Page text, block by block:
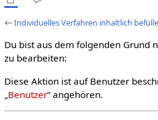
←Individuelles Verfahren inhaltlich
Du bist aus dem folgenden Grund
zu bearbeiten:
Diese Aktion ist auf Benutzer
Benutzer“ angehören.